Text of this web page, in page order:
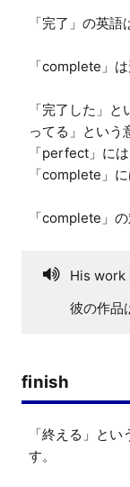
「完了」の英
「complete」
「完了した」
ってる」という
「perfect」に
「complete」
「complete」
His work
彼の作品
finish
「終える」と
す。